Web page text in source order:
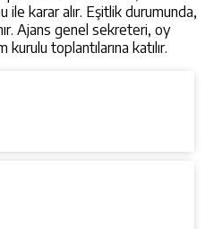
ile karar alır. Eşitlik durumunda,
Ajans genel sekreteri, oy
toplantılarına katılır.